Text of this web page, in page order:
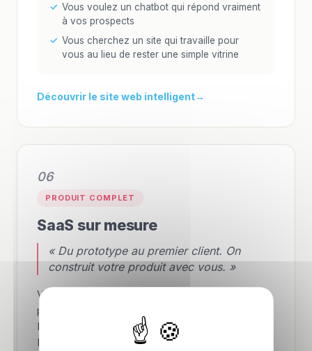
Vous voulez un chatbot qui répond vraiment
à vos prospects
Vous cherchez un site qui travaille pour
vous au lieu de rester une simple vitrine
Découvrir le site web intelligent
06
PRODUIT COMPLET
SaaS sur mesure
« Du prototype au premier client. On
construit votre produit avec vous. »
Vous avez une idée de produit SaaS ou un
processus interne à transformer en plateforme ?
Nous concevons l'architecture, développons le
MVP, et vous accompagnons jusqu'à vos